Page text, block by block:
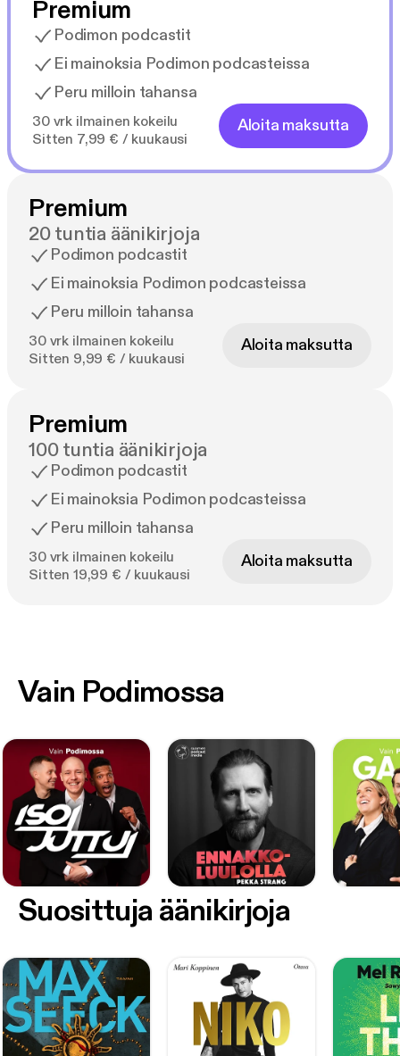
Premium
Podimon podcastit
Ei mainoksia Podimon podcasteissa
Peru milloin tahansa
30 vrk ilmainen kokeilu
Sitten 7,99 € / kuukausi
Aloita maksutta
Premium
20 tuntia äänikirjoja
Podimon podcastit
Ei mainoksia Podimon podcasteissa
Peru milloin tahansa
30 vrk ilmainen kokeilu
Sitten 9,99 € / kuukausi
Aloita maksutta
Premium
100 tuntia äänikirjoja
Podimon podcastit
Ei mainoksia Podimon podcasteissa
Peru milloin tahansa
30 vrk ilmainen kokeilu
Sitten 19,99 € / kuukausi
Aloita maksutta
Vain Podimossa
Suosittuja äänikirjoja